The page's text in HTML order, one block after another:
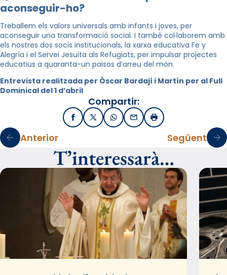
aconseguir-ho?
Treballem els valors universals amb infants i joves, per
aconseguir una transformació social. I també col·laborem amb
els nostres dos socis institucionals, la xarxa educativa Fe y
Alegría i el Servei Jesuïta als Refugiats, per impulsar projectes
educatius a quaranta-un països d’arreu del món.
Entrevista realitzada per Òscar Bardají i Martín per al Full
Dominical del 1 d’abril
Compartir:
FacebookX / TwitterWhatsApp
EmailImprimir
Anterior Següent
T’interessarà…